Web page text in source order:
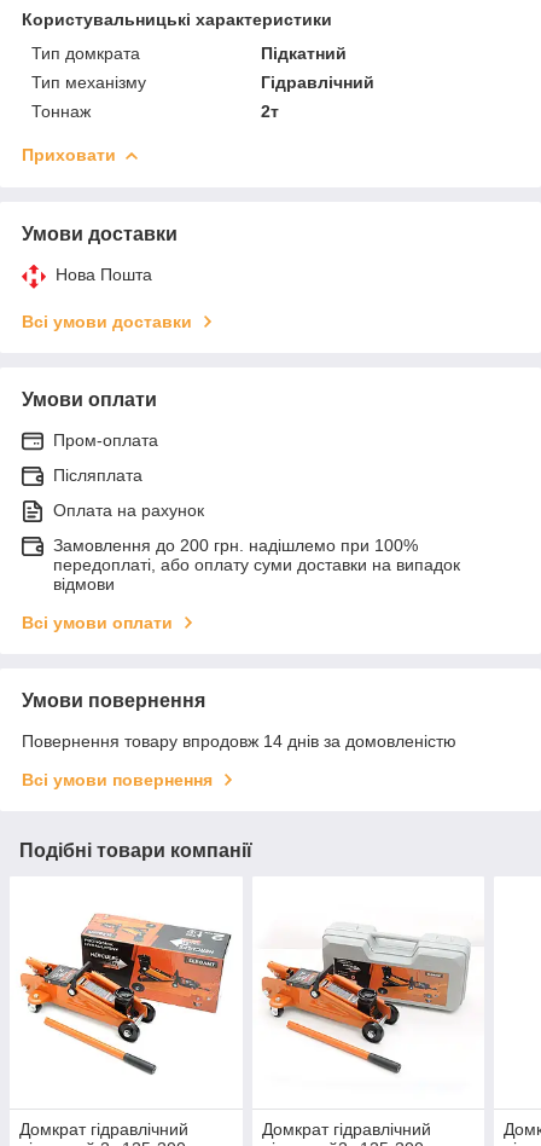
Користувальницькі характеристики
Тип домкрата
Підкатний
Тип механізму
Гідравлічний
Тоннаж
2т
Приховати
Умови доставки
Нова Пошта
Всі умови доставки
Умови оплати
Пром-оплата
Післяплата
Оплата на рахунок
Замовлення до 200 грн. надішлемо при 100%
передоплаті, або оплату суми доставки на випадок
відмови
Всі умови оплати
Умови повернення
Повернення товару впродовж 14 днів за домовленістю
Всі умови повернення
Подібні товари компанії
Домкрат гідравлічний
Домкрат гідравлічний